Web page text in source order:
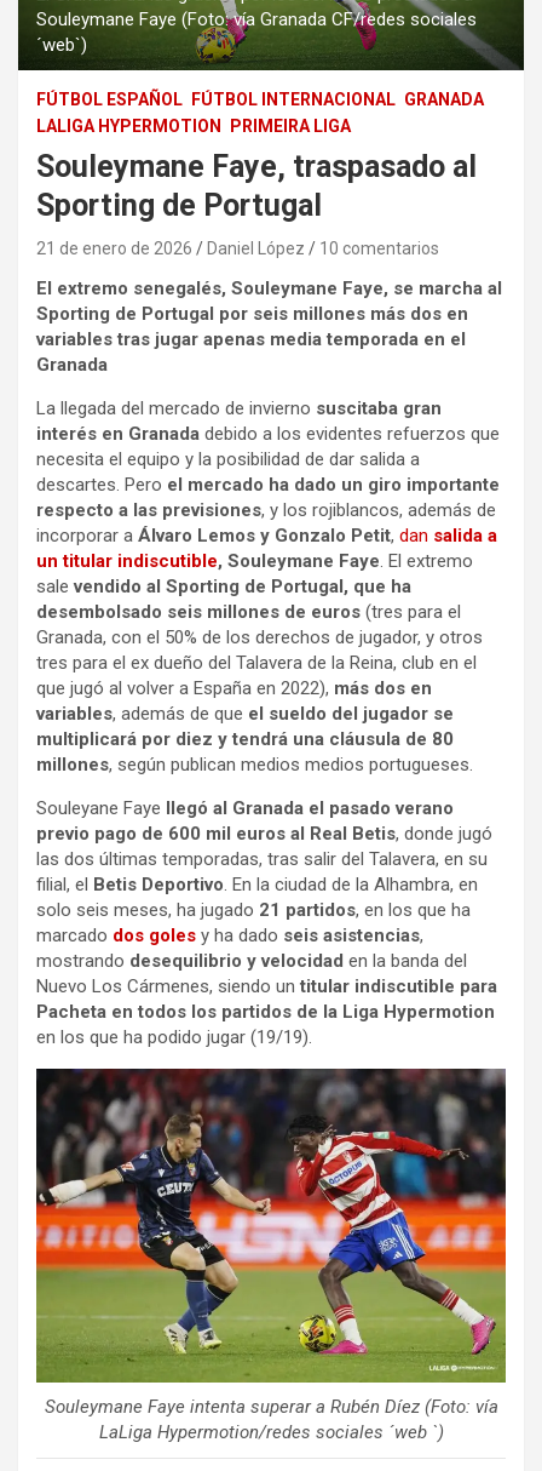
Souleymane Faye (Foto: vía Granada CF/redes sociales
´web`)
FÚTBOL ESPAÑOL FÚTBOL INTERNACIONAL GRANADA
LALIGA HYPERMOTION
PRIMEIRA LIGA
Souleymane Faye, traspasado al
Sporting de Portugal
21 de enero de 2026 Daniel López 10 comentarios
El extremo senegalés, Souleymane Faye, se marcha al
Sporting de Portugal por seis millones más dos en
variables tras jugar apenas media temporada en el
Granada
La llegada del mercado de invierno suscitaba gran
interés en Granada debido a los evidentes refuerzos que
necesita el equipo y la posibilidad de dar salida a
descartes. Pero el mercado ha dado un giro importante
respecto a las previsiones, y los rojiblancos, además de
incorporar a Álvaro Lemos y Gonzalo Petit, dan salida a
un titular indiscutible, Souleymane Faye. El extremo
salevendido al Sporting de Portugal, que ha
desembolsado seis millones de euros (tres para el
Granada, con el 50% de los derechos de jugador, y otros
tres para el ex dueño del Talavera de la Reina, club en el
que jugó al volver a España en 2022), más dos en
variables, además de que el sueldo del jugador se
multiplicará por diez y tendrá una cláusula de 80
millones, según publican medios medios portugueses.
Souleyane Faye
llegó al Granada el pasado verano
previo pago de 600 mil euros al Real Betis, donde jugó
las dos últimas temporadas, tras salir del Talavera, en su
filial, el
Betis Deportivo. En la ciudad de la Alhambra, en
solo seis meses, ha jugado 21 partidos, en los que ha
marcado dos goles y ha dado seis asistencias,
mostrando desequilibrio y velocidad en la banda del
Nuevo Los Cármenes, siendo un titular indiscutible para
Pacheta en todos los partidos de la Liga Hypermotion
en los que ha podido jugar (19/19).
Souleymane Faye intenta superar a Rubén Díez (Foto: vía
LaLiga Hypermotion/redes sociales ´web `)